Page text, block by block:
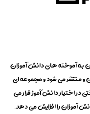
آموخته های دانش آموزان
و منتشر می شود و مجموعه ای
اختیار دانش آموز قرار می
آموزان را افزایش می دهد.